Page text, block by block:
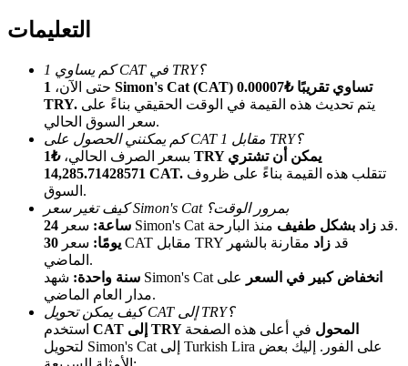
الإحالة
قم بدعوة صديق لتحصل على مكافآت نقدية
Deposit CASHCAT & Win
التعليمات
كم يساوي 1 CAT في TRY؟
حتى الآن، 1 Simon's Cat (CAT) تساوي تقريبًا ₺0.00007
TRY.
سعر السوق الحالي.
كم يمكنني الحصول على CAT مقابل 1 TRY؟
بسعر الصرف الحالي،
₺1 TRY يمكن أن تشتري
14,285.71428571 CAT.
السوق.
كيف تغير سعر Simon's Cat بمرور الوقت؟
24 ساعة:
سعر Simon's Cat قد زاد بشكل طفيف
منذ البارحة.
30 يومًا:
سعر CAT مقابل TRY قد زاد مقارنة بالشهر
الماضي.
سنة واحدة: شهد Simon's Cat انخفاض كبير في السعر
على
مدار العام الماضي.
كيف يمكن تحويل CAT إلى TRY؟
CAT إلى TRY المحول في أعلى هذه الصفحة
لتحويل Simon's Cat إلى Turkish Lira على الفور. إليك بعض